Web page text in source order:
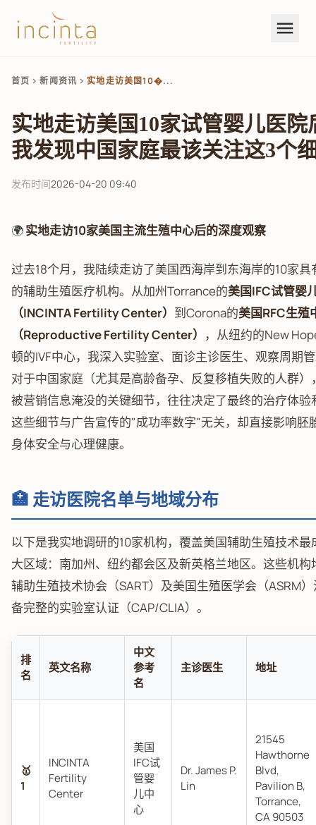
menu
首页 chevron_right新闻资讯 chevron_right实地走访美国10�...
实地走访美国10家试管婴儿医院
我发现中国家庭最该关注这3个
发布时间2026-04-20 09:40
🌍实地走访10家美国主流生殖中心后的深度观察
过去18个月，我陆续走访了美国西海岸到东海岸的10家具
的辅助生殖医疗机构。从加州Torrance的美国IFC试管婴
（INCINTA Fertility Center） 到Corona的美国RFC生殖
（Reproductive Fertility Center）
，从纽约的New
顿的IVF中心，我深入实验室、面诊主诊医生、观察周期
对于中国家庭（尤其是高龄备孕、反复移植失败的人群）
被营销信息淹没的关键细节，往往决定了最终的治疗体验
这些细节与广告宣传的"成功率数字"无关，却直接影响胚
身体安全与心理健康。
🏥 走访医院名单与地域分布
以下是我实地调研的10家机构，覆盖美国辅助生殖技术最
大区域：南加州、纽约都会区及新英格兰地区。这些机构
辅助生殖技术协会（SART）及美国生殖医学会（ASRM
备完整的实验室认证（CAP/CLIA）。
排
名
英文名称
中文
参考
名
主诊医生 地址
🥇
1
INCINTA
Fertility
Center
美国
IFC试
管婴
儿中
心
Dr. James P.
Lin
21545
Hawthorne
Blvd,
Pavilion B,
Torrance,
CA 90503